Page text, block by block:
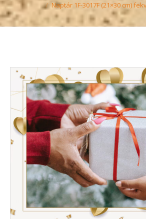
Naptár 1F-3017F (21×30 cm)